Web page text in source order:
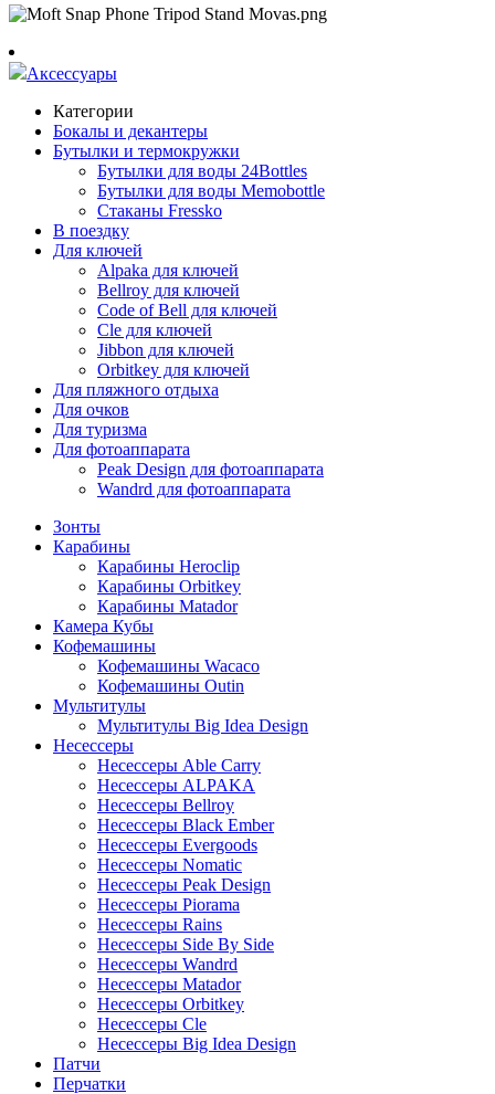
Аксессуары
Категории
Бокалы и декантеры
Бутылки и термокружки
Бутылки для воды 24Bottles
Бутылки для воды Memobottle
Стаканы Fressko
В поездку
Для ключей
Alpaka для ключей
Bellroy для ключей
Code of Bell для ключей
Cle для ключей
Jibbon для ключей
Orbitkey для ключей
Для пляжного отдыха
Для очков
Для туризма
Для фотоаппарата
Peak Design для фотоаппарата
Wandrd для фотоаппарата
Зонты
Карабины
Карабины Heroclip
Карабины Orbitkey
Карабины Matador
Камера Кубы
Кофемашины
Кофемашины Wacaco
Кофемашины Outin
Мультитулы
Мультитулы Big Idea Design
Несессеры
Несессеры Able Carry
Несессеры ALPAKA
Несессеры Bellroy
Несессеры Black Ember
Несессеры Evergoods
Несессеры Nomatic
Несессеры Peak Design
Несессеры Piorama
Несессеры Rains
Несессеры Side By Side
Несессеры Wandrd
Несессеры Matador
Несессеры Orbitkey
Несессеры Cle
Несессеры Big Idea Design
Патчи
Перчатки